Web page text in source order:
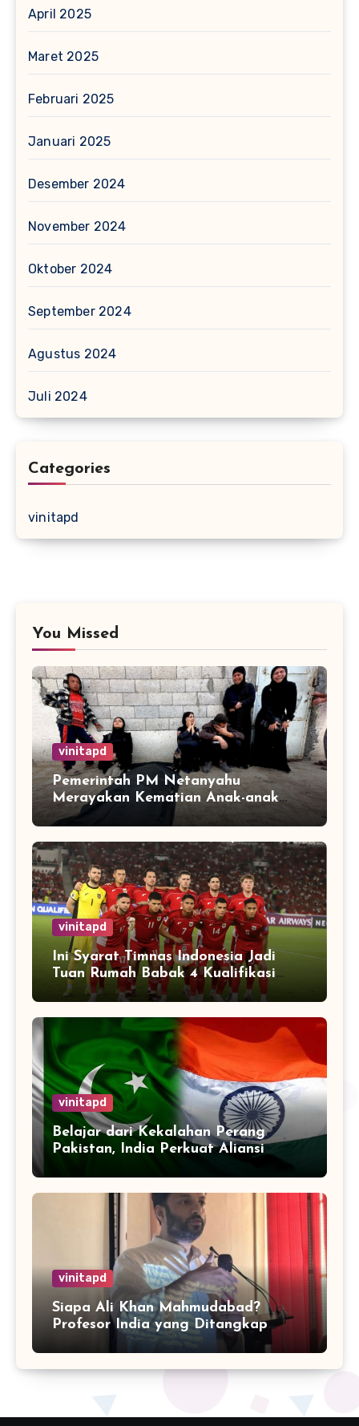
April 2025
Maret 2025
Februari 2025
Januari 2025
Desember 2024
November 2024
Oktober 2024
September 2024
Agustus 2024
Juli 2024
Categories
vinitapd
You Missed
vinitapd
Pemerintah PM Netanyahu
Merayakan Kematian Anak-anak
Gaza
vinitapd
Ini Syarat Timnas Indonesia Jadi
Tuan Rumah Babak 4 Kualifikasi
Piala Dunia 2026
vinitapd
Belajar dari Kekalahan Perang
Pakistan, India Perkuat Aliansi
vinitapd
Siapa Ali Khan Mahmudabad?
Profesor India yang Ditangkap
karena Kritik Operasi Sindoor